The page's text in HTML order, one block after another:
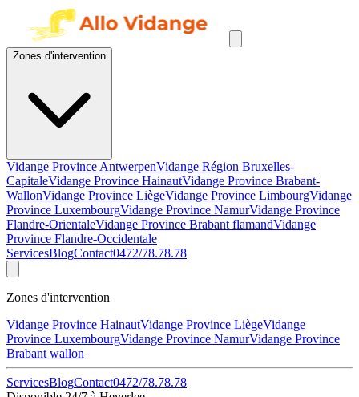
Zones d'intervention
Vidange Province AntwerpenVidange Région Bruxelles-
CapitaleVidange Province HainautVidange Province Brabant-
WallonVidange Province LiègeVidange Province LimbourgVidange
Province LuxembourgVidange Province NamurVidange Province
Flandre-OrientaleVidange Province Brabant flamandVidange
Province Flandre-Occidentale
ServicesBlogContact0472/78.78.78
Zones d'intervention
Vidange Province HainautVidange Province LiègeVidange
Province LuxembourgVidange Province NamurVidange Province
Brabant wallon
ServicesBlogContact0472/78.78.78